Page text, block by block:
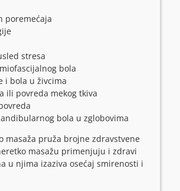
poremećaja
stresa
bola
i bola u živcima
ili povreda mekog tkiva
bola u zglobovima
masaža pruža brojne zdravstvene
masažu primenjuju i zdravi
u njima izaziva osećaj smirenosti i